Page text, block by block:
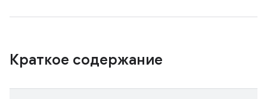
Краткое содержание